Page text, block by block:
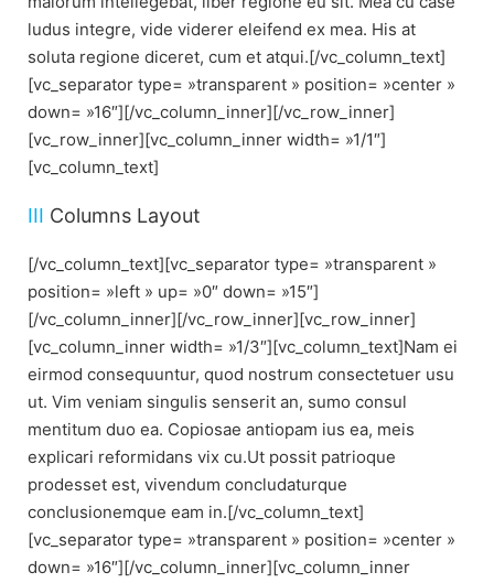
ludus integre, vide viderer eleifend ex mea. His at
soluta regione diceret, cum et atqui.[/vc_column_text]
[vc_separator type= »transparent » position= »center »
down= »16″][/vc_column_inner][/vc_row_inner]
[vc_row_inner][vc_column_inner width= »1/1″]
[vc_column_text]
III Columns Layout
[/vc_column_text][vc_separator type= »transparent »
position= »left » up= »0″ down= »15″]
[/vc_column_inner][/vc_row_inner][vc_row_inner]
[vc_column_inner width= »1/3″][vc_column_text]Nam ei
eirmod consequuntur, quod nostrum consectetuer usu
ut. Vim veniam singulis senserit an, sumo consul
mentitum duo ea. Copiosae antiopam ius ea, meis
explicari reformidans vix cu.Ut possit patrioque
prodesset est, vivendum concludaturque
conclusionemque eam in.[/vc_column_text]
[vc_separator type= »transparent » position= »center »
down= »16″][/vc_column_inner][vc_column_inner